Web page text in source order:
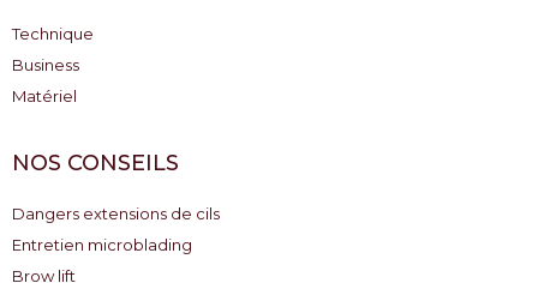
Technique
Business
Matériel
NOS CONSEILS
Dangers extensions de cils
Entretien microblading
Brow lift